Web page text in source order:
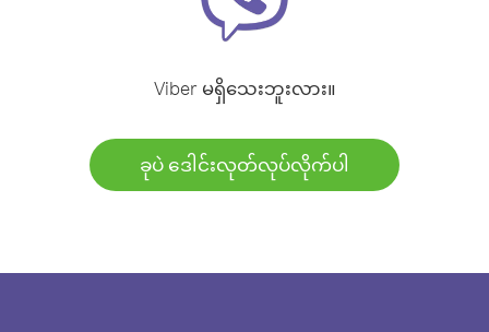
Viber မရှိသေးဘူးလား။
ခုပဲ ဒေါင်းလုတ်လုပ်လိုက်ပါ